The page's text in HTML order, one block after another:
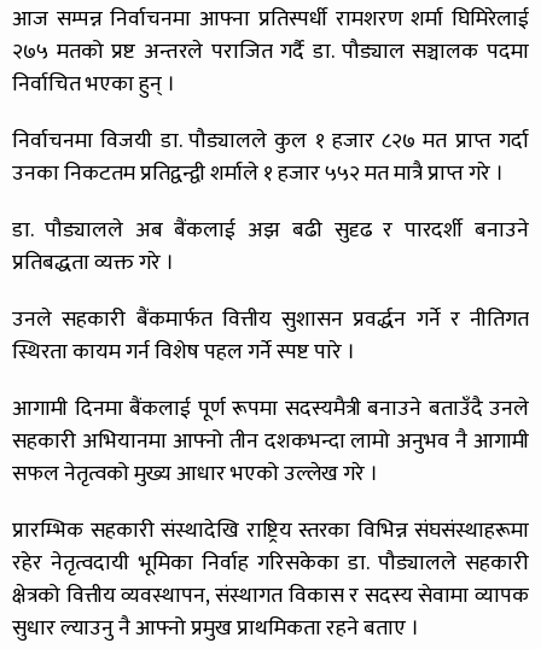
आज सम्पन्न निर्वाचनमा आफ्ना प्रतिस्पर्धी रामशरण शर्मा घिमिरेलाई
२७५ मतको प्रष्ट अन्तरले पराजित गर्दै डा. पौड्याल सञ्चालक पदमा
निर्वाचित भएका हुन् ।
निर्वाचनमा विजयी डा. पौड्यालले कुल १ हजार ८२७ मत प्राप्त गर्दा
उनका निकटतम प्रतिद्वन्द्वी शर्माले १ हजार ५५२ मत मात्रै प्राप्त गरे ।
डा. पौड्यालले अब बैंकलाई अझ बढी सुदृढ र पारदर्शी बनाउने
प्रतिबद्धता व्यक्त गरे ।
उनले सहकारी बैंकमार्फत वित्तीय सुशासन प्रवर्द्धन गर्ने र नीतिगत
स्थिरता कायम गर्न विशेष पहल गर्ने स्पष्ट पारे ।
आगामी दिनमा बैंकलाई पूर्ण रूपमा सदस्यमैत्री बनाउने बताउँदै उनले
सहकारी अभियानमा आफ्नो तीन दशकभन्दा लामो अनुभव नै आगामी
सफल नेतृत्वको मुख्य आधार भएको उल्लेख गरे ।
प्रारम्भिक सहकारी संस्थादेखि राष्ट्रिय स्तरका विभिन्न संघसंस्थाहरूमा
रहेर नेतृत्वदायी भूमिका निर्वाह गरिसकेका डा. पौड्यालले सहकारी
क्षेत्रको वित्तीय व्यवस्थापन, संस्थागत विकास र सदस्य सेवामा व्यापक
सुधार ल्याउनु नै आफ्नो प्रमुख प्राथमिकता रहने बताए ।